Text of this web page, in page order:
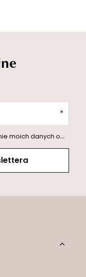
z informacją handlową (marketing). Więcej w